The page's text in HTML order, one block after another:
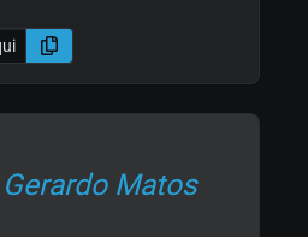
Gerardo Matos